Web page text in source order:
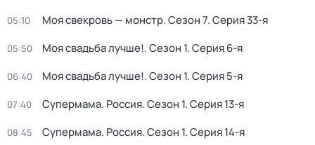
05:10 Моя свекровь — монстр. Сезон 7. Серия 33-я
05:50 Моя свадьба лучше!. Сезон 1. Серия 6-я
06:40 Моя свадьба лучше!. Сезон 1. Серия 5-я
07:40 Супермама. Россия. Сезон 1. Серия 13-я
08:45 Супермама. Россия. Сезон 1. Серия 14-я